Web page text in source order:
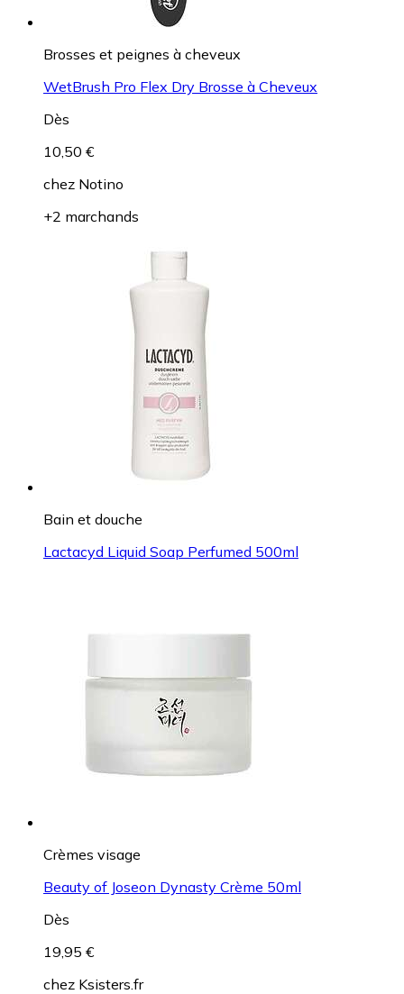
Brosses et peignes à cheveux
WetBrush Pro Flex Dry Brosse à Cheveux
Dès
10,50 €
chez Notino
+2 marchands
Bain et douche
Lactacyd Liquid Soap Perfumed 500ml
Crèmes visage
Beauty of Joseon Dynasty Crème 50ml
Dès
19,95 €
chez Ksisters.fr